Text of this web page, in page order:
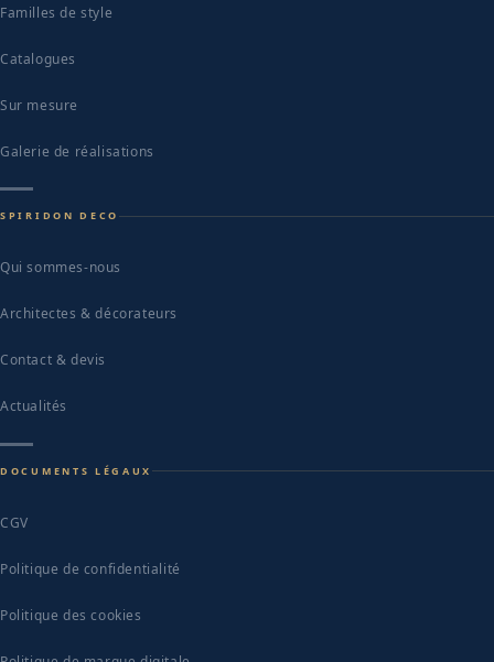
Familles de style
Catalogues
Sur mesure
Galerie de réalisations
SPIRIDON DECO
Qui sommes-nous
Architectes & décorateurs
Contact & devis
Actualités
DOCUMENTS LÉGAUX
CGV
Politique de confidentialité
Politique des cookies